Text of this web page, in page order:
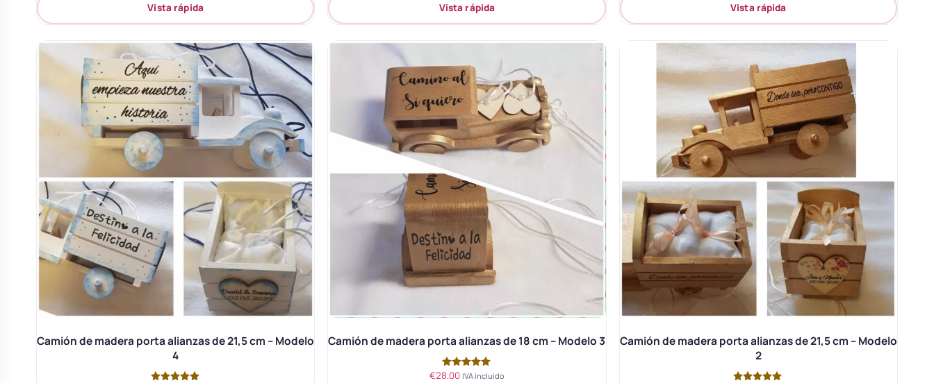
Vista rápida Vista rápida Vista rápida
Camión de madera porta alianzas de 21,5 cm – Modelo
4
Camión de madera porta alianzas de 18 cm – Modelo 3
Valorado
€28.00 IVA incluido
Camión de madera porta alianzas de 21,5 cm – Modelo
2